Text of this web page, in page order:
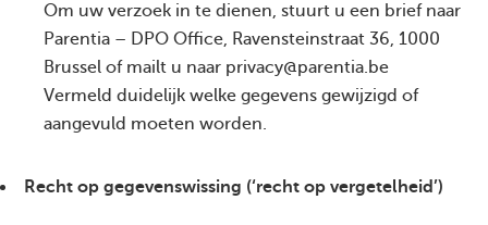
Om uw verzoek in te dienen, stuurt u een brief naar
Parentia – DPO Office, Ravensteinstraat 36, 1000
Brussel of mailt u naar privacy@parentia.be
Vermeld duidelijk welke gegevens gewijzigd of
aangevuld moeten worden.
Recht op gegevenswissing (‘recht op vergetelheid’)